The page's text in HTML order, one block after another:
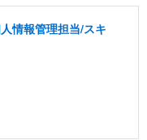
情報管理担当/スキ